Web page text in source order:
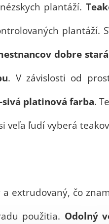
plantáží.
plantáží.
dobre stará
. V závislosti od
platinová farba.
veľa ľudí vyberá
extrudovaný, čo
použitia. Odolný